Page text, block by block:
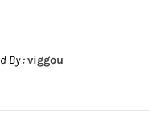
By :viggou